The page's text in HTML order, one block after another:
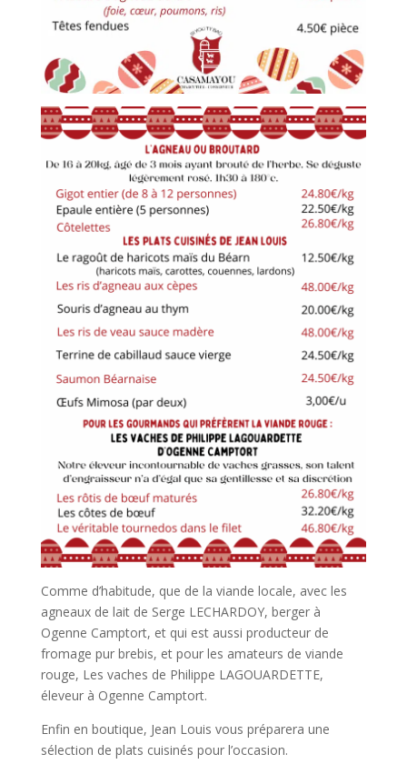
Comme d’habitude, que de la viande locale, avec les
agneaux de lait de Serge LECHARDOY, berger à
Ogenne Camptort, et qui est aussi producteur de
fromage pur brebis, et pour les amateurs de viande
rouge, Les vaches de Philippe LAGOUARDETTE,
éleveur à Ogenne Camptort.
Enfin en boutique, Jean Louis vous préparera une
sélection de plats cuisinés pour l’occasion.